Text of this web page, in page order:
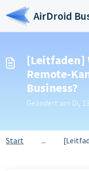
Zum hauptsächlichen
AirDroid
[Leitfaden]
Remote-
Business?
Geändert am Di,
Start ... [Leitfaden] Wie